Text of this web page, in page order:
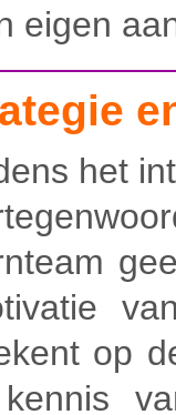
eigen
het
op